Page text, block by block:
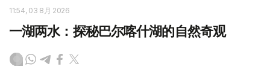
11:54, 03 8月 2026
一湖两水：探秘巴尔喀什湖的自然奇观